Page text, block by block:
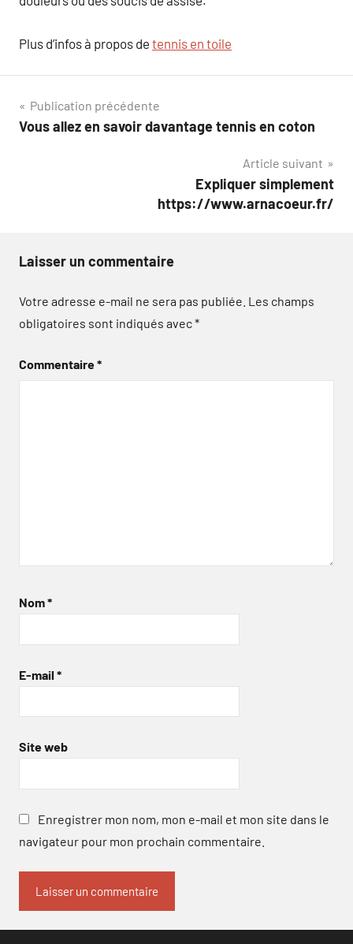
Plus d’infos à propos de tennis en toile
Navigation
de
Publication précédente
Vous allez en savoir davantage tennis en coton
Article suivant
Expliquer simplement
https://www.arnacoeur.fr/
Laisser un commentaire
Votre adresse e-mail ne sera pas publiée. Les champs
obligatoires sont indiqués avec*
Commentaire*
Nom*
E-mail *
Site web
Enregistrer mon nom, mon e-mail et mon site dans le
navigateur pour mon prochain commentaire.